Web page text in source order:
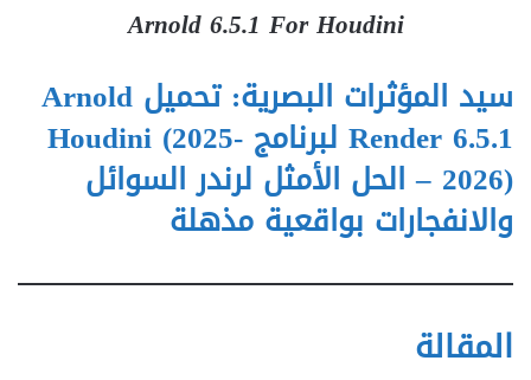
Arnold 6.5.1 For Houdini
سيد المؤثرات البصرية: تحميل Arnold
Render 6.5.1 لبرنامج Houdini (2025-
2026) – الحل الأمثل لرندر السوائل
والانفجارات بواقعية مذهلة
المقالة